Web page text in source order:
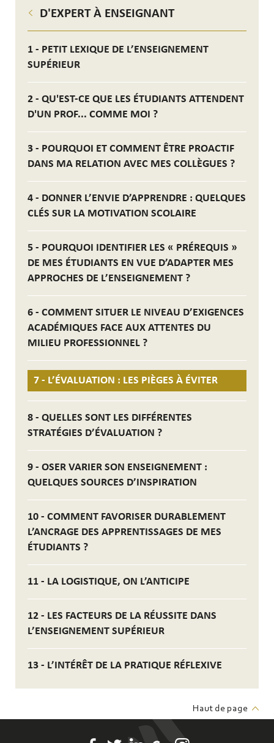
D'EXPERT À ENSEIGNANT
1 - PETIT LEXIQUE DE L’ENSEIGNEMENT
SUPÉRIEUR
2 - QU'EST-CE QUE LES ÉTUDIANTS ATTENDENT
D'UN PROF... COMME MOI ?
3 - POURQUOI ET COMMENT ÊTRE PROACTIF
DANS MA RELATION AVEC MES COLLÈGUES ?
4 - DONNER L’ENVIE D’APPRENDRE : QUELQUES
CLÉS SUR LA MOTIVATION SCOLAIRE
5 - POURQUOI IDENTIFIER LES « PRÉREQUIS »
DE MES ÉTUDIANTS EN VUE D’ADAPTER MES
APPROCHES DE L’ENSEIGNEMENT ?
6 - COMMENT SITUER LE NIVEAU D’EXIGENCES
ACADÉMIQUES FACE AUX ATTENTES DU
MILIEU PROFESSIONNEL ?
7 - L’ÉVALUATION : LES PIÈGES À ÉVITER
8 - QUELLES SONT LES DIFFÉRENTES
STRATÉGIES D’ÉVALUATION ?
9 - OSER VARIER SON ENSEIGNEMENT :
QUELQUES SOURCES D’INSPIRATION
10 - COMMENT FAVORISER DURABLEMENT
L’ANCRAGE DES APPRENTISSAGES DE MES
ÉTUDIANTS ?
11 - LA LOGISTIQUE, ON L’ANTICIPE
12 - LES FACTEURS DE LA RÉUSSITE DANS
L’ENSEIGNEMENT SUPÉRIEUR
13 - L’INTÉRÊT DE LA PRATIQUE RÉFLEXIVE
Haut de page